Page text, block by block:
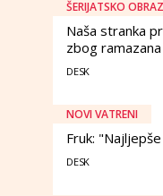
ŠERIJATSKO
Naša stranka
zbog
DESK
NOVI VATRENI
Fruk:
DESK